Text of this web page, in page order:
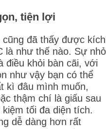
tiện lợi
đã thấy được kích
là như thế nào. Sự nhỏ
điều khỏi bàn cãi, với
như vậy bạn có thể
kì đâu mình muốn,
thậm chí là giấu sau
kiệm tối đa diện tích.
dễ dàng hơn rất